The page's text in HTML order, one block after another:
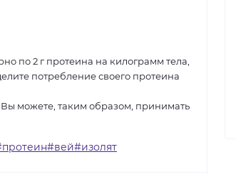
по 2 г протеина на килограмм тела,
потребление своего протеина
можете, таким образом, принимать